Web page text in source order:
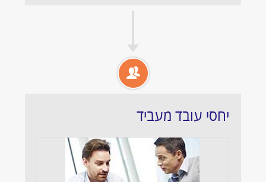
יחסי עובד מעביד